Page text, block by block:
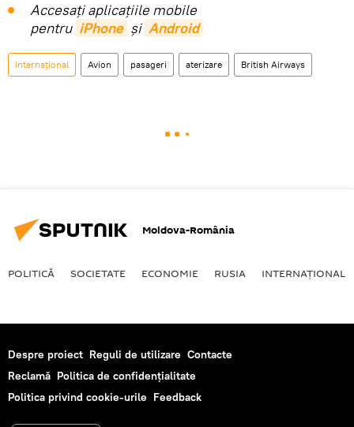
Accesaţi aplicaţiile mobile
pentru iPhone și Android
Internaţional Avion pasageri aterizare British Airways
Moldova-România
POLITICĂ SOCIETATE ECONOMIE RUSIA INTERNAŢIONAL
Despre proiect Reguli de utilizare Contacte
Reclamă Politica de confidențialitate
Politica privind cookie-urile Feedback